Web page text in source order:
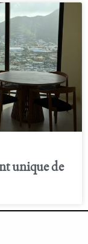
unique de